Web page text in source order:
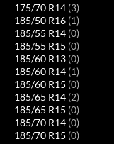
175/70 R14 (3)
185/50 R16 (1)
185/55 R14 (0)
185/55 R15 (0)
185/60 R13 (0)
185/60 R14 (1)
185/60 R15 (0)
185/65 R14 (2)
185/65 R15 (0)
185/70 R14 (0)
185/70 R15 (0)